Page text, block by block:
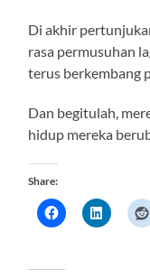
Di akhir
rasa permusuhan
terus berkembang
Dan begitulah,
hidup mereka
Share: